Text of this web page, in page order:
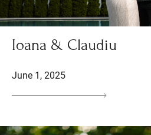
Ioana & Claudiu
June 1, 2025